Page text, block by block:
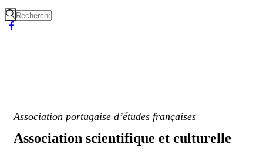
Association portugaise d’études françaises
Association scientifique et culturelle